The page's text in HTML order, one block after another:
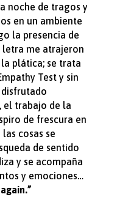
noche de tragos y
en un ambiente
la presencia de
letra me atrajeron
plática; se trata
Test y sin
el trabajo de la
de frescura en
cosas se
de sentido
y se acompaña
y emociones…